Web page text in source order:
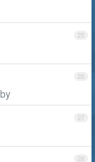
25
26
27
28